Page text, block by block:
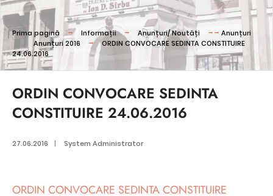
Prima pagină Informații Anunțuri/ Noutăți
Anunțuri
Anunțuri 2016
ORDIN CONVOCARE SEDINTA CONSTITUIRE
24.06.2016
ORDIN CONVOCARE SEDINTA
CONSTITUIRE 24.06.2016
27.06.2016 | System Administrator
ORDIN CONVOCARE SEDINTA CONSTITUIRE